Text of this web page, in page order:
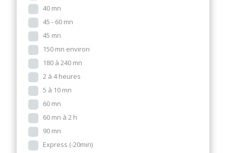
40 mn
45 - 60 mn
45 mn
150 mn environ
180 à 240 mn
2 à 4 heures
5 à 10 mn
60 mn
60 mn à 2 h
90 mn
Express (-20min)